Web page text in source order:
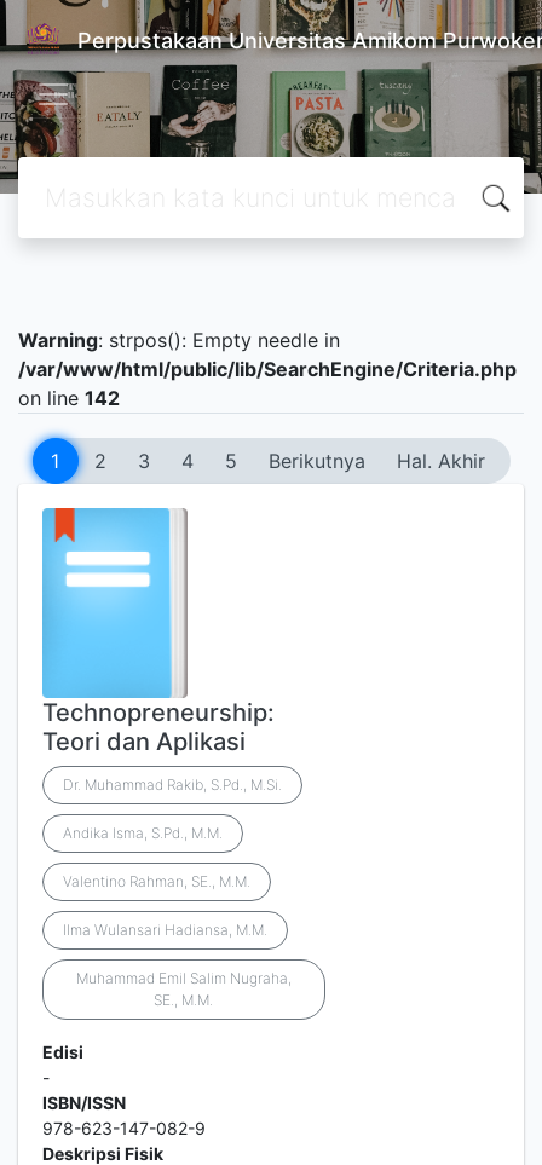
Perpustakaan Universitas Amikom
Warning: strpos(): Empty needle in
/var/www/html/public/lib/SearchEngine/Criteria.php
on line 142
1 2 3 4 5 Berikutnya Hal. Akhir
Technopreneurship:
Teori dan Aplikasi
Dr. Muhammad Rakib, S.Pd., M.Si.
Andika Isma, S.Pd., M.M.
Valentino Rahman, SE., M.M.
Ilma Wulansari Hadiansa, M.M.
Muhammad Emil Salim Nugraha,
SE., M.M.
Edisi
-
ISBN/ISSN
978-623-147-082-9
Deskripsi Fisik